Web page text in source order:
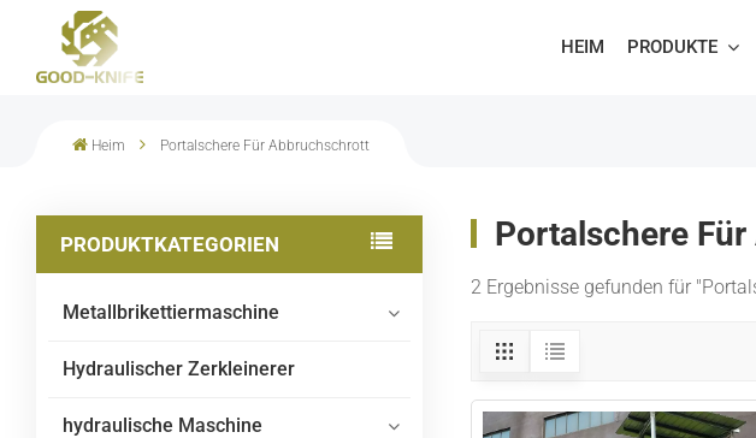
HEIM PRODUKTE
Heim Portalschere Für Abbruchschrott
PRODUKTKATEGORIEN
Metallbrikettiermaschine
Hydraulischer Zerkleinerer
hydraulische Maschine
Portalschere
2 Ergebnisse gefunden für